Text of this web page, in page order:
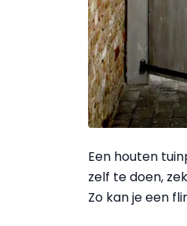
Een houten
zelf te doen,
Zo kan je een